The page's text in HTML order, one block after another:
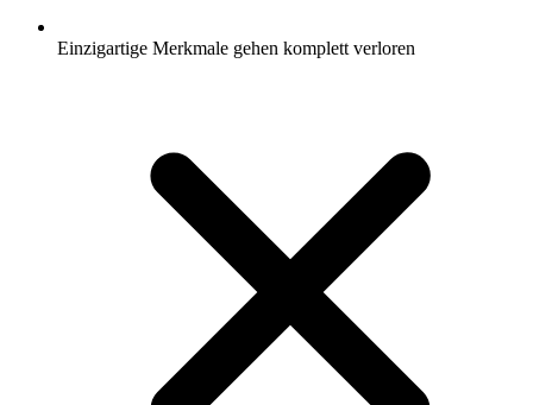
Einzigartige Merkmale gehen komplett verloren